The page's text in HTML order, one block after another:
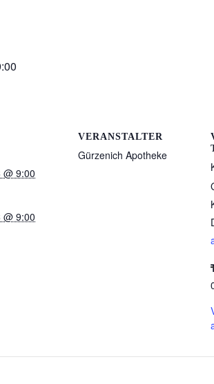
@ 9:00
@ 9:00
VERANSTALTER
Gürzenich Apotheke